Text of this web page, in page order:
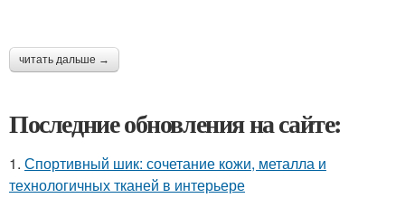
читать дальше →
Последние обновления на сайте:
1. Спортивный шик: сочетание кожи, металла и
технологичных тканей в интерьере